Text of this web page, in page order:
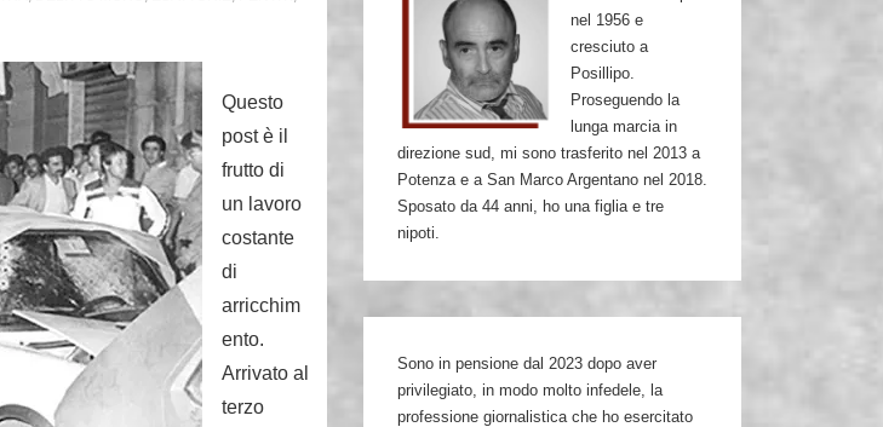
Questo
post è il
frutto di
un lavoro
costante
di
arricchim
ento.
Arrivato al
terzo
nel 1956 e
cresciuto a
Posillipo.
Proseguendo la
lunga marcia in
direzione sud, mi sono trasferito nel 2013 a
Potenza e a San Marco Argentano nel 2018.
Sposato da 44 anni, ho una figlia e tre
nipoti.
Sono in pensione dal 2023 dopo aver
privilegiato, in modo molto infedele, la
professione giornalistica che ho esercitato